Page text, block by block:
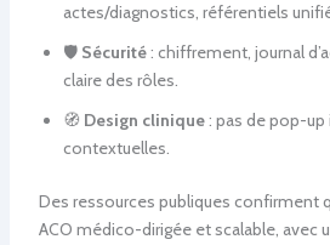
actes/diagnostics, référentiels
🛡️ Sécurité: chiffrement, journal
claire des rôles.
🧭 Design clinique: pas de pop-up
contextuelles.
Des ressources publiques confirment
ACO médico-dirigée et scalable, avec